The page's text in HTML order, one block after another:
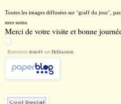
Toutes les images diffusées sur ‘graff du jour’ ,
mes soins.
Merci de votre visite et bonne
Retrouvez dom44 sur Hellocoton